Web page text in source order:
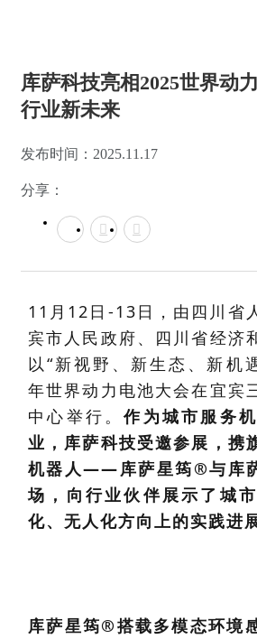
库萨科技亮相2025世界动
行业新未来
发布时间： 2025.11.17
分享：
11月12日-13日，由四川省
宾市人民政府、四川省经济
以“新视野、新生态、新机
年世界动力电池大会在宜宾
中心举行。作为城市服务
业，库萨科技受邀参展，携
机器人——库萨星筠®与库
场，向行业伙伴展示了城
化、无人化方向上的实践进展
库萨星筠®搭载多模态环境